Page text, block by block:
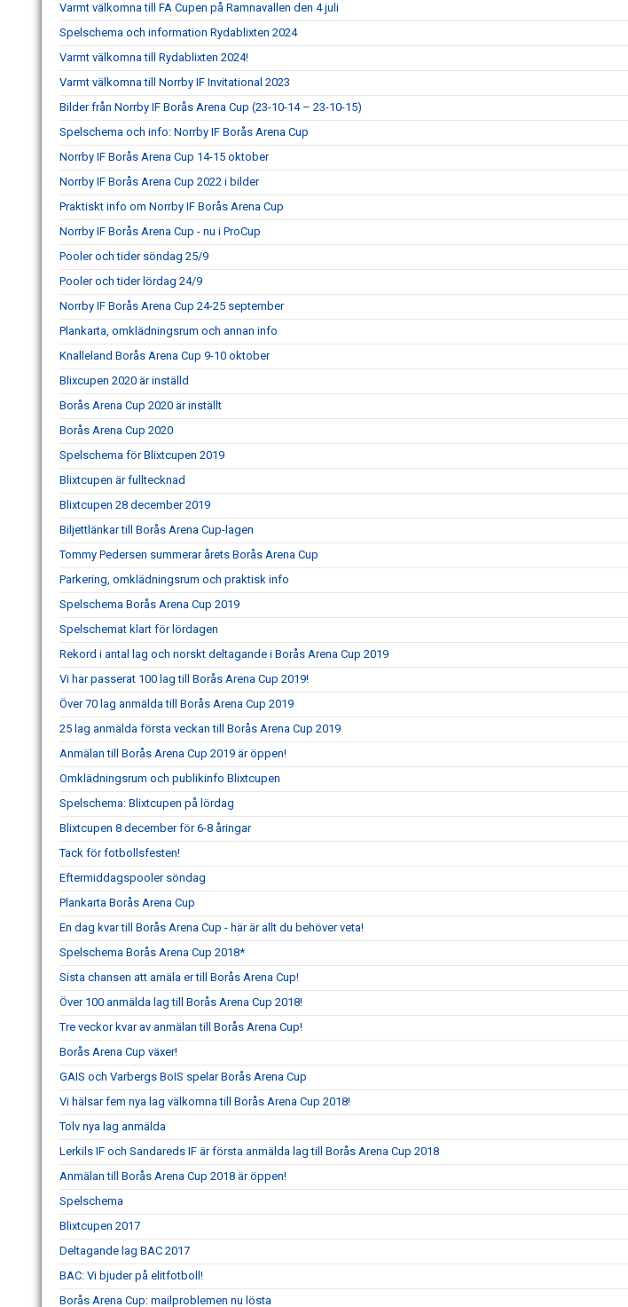
Varmt välkomna till FA Cupen på Ramnavallen den 4 juli
Spelschema och information Rydablixten 2024
Varmt välkomna till Rydablixten 2024!
Varmt välkomna till Norrby IF Invitational 2023
Bilder från Norrby IF Borås Arena Cup (23-10-14 – 23-10-15)
Spelschema och info: Norrby IF Borås Arena Cup
Norrby IF Borås Arena Cup 14-15 oktober
Norrby IF Borås Arena Cup 2022 i bilder
Praktiskt info om Norrby IF Borås Arena Cup
Norrby IF Borås Arena Cup - nu i ProCup
Pooler och tider söndag 25/9
Pooler och tider lördag 24/9
Norrby IF Borås Arena Cup 24-25 september
Plankarta, omklädningsrum och annan info
Knalleland Borås Arena Cup 9-10 oktober
Blixcupen 2020 är inställd
Borås Arena Cup 2020 är inställt
Borås Arena Cup 2020
Spelschema för Blixtcupen 2019
Blixtcupen är fulltecknad
Blixtcupen 28 december 2019
Biljettlänkar till Borås Arena Cup-lagen
Tommy Pedersen summerar årets Borås Arena Cup
Parkering, omklädningsrum och praktisk info
Spelschema Borås Arena Cup 2019
Spelschemat klart för lördagen
Rekord i antal lag och norskt deltagande i Borås Arena Cup 2019
Vi har passerat 100 lag till Borås Arena Cup 2019!
Över 70 lag anmälda till Borås Arena Cup 2019
25 lag anmälda första veckan till Borås Arena Cup 2019
Anmälan till Borås Arena Cup 2019 är öppen!
Omklädningsrum och publikinfo Blixtcupen
Spelschema: Blixtcupen på lördag
Blixtcupen 8 december för 6-8 åringar
Tack för fotbollsfesten!
Eftermiddagspooler söndag
Plankarta Borås Arena Cup
En dag kvar till Borås Arena Cup - här är allt du behöver veta!
Spelschema Borås Arena Cup 2018*
Sista chansen att amäla er till Borås Arena Cup!
Över 100 anmälda lag till Borås Arena Cup 2018!
Tre veckor kvar av anmälan till Borås Arena Cup!
Borås Arena Cup växer!
GAIS och Varbergs BoIS spelar Borås Arena Cup
Vi hälsar fem nya lag välkomna till Borås Arena Cup 2018!
Tolv nya lag anmälda
Lerkils IF och Sandareds IF är första anmälda lag till Borås Arena Cup 2018
Anmälan till Borås Arena Cup 2018 är öppen!
Spelschema
Blixtcupen 2017
Deltagande lag BAC 2017
BAC: Vi bjuder på elitfotboll!
Borås Arena Cup: mailproblemen nu lösta